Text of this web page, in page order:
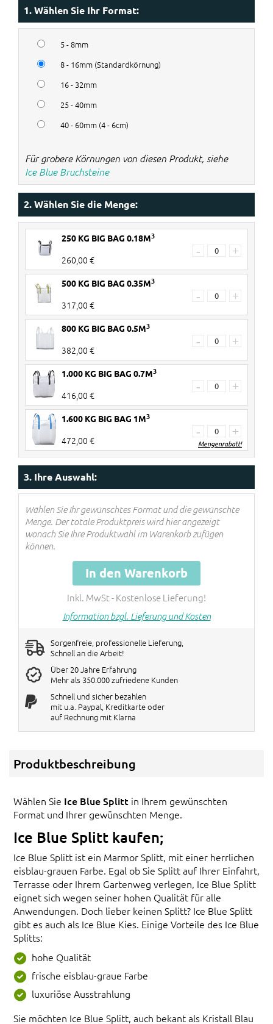
1. Wählen Sie Ihr Format:
5 - 8mm
8 - 16mm (Standardkörnung)
16 - 32mm
25 - 40mm
40 - 60mm (4 - 6cm)
Für grobere Körnungen von diesen Produkt, siehe
Ice Blue Bruchsteine
2. Wählen Sie die Menge:
250 KG BIG BAG 0.18M3
260,00 €
- +
500 KG BIG BAG 0.35M3
317,00 €
- +
800 KG BIG BAG 0.5M3
382,00 €
- +
1.000 KG BIG BAG 0.7M3
416,00 €
- +
1.600 KG BIG BAG 1M3
472,00 €
- +
Mengenrabatt!
2 Stück
3-4 Stück
€ 40 Rabatt pro Big Bag
5> Stück
€ 60 Rabatt pro Big Bag
Rabatte werden im Warenkorb
3. Ihre Auswahl:
Wählen Sie Ihr gewünschtes Format und die gewünschte
Menge. Der totale Produktpreis wird hier angezeigt
wonach Sie Ihre Produktwahl im Warenkorb zufügen
können.
In den Warenkorb
Inkl. MwSt - Kostenlose Lieferung!
Information bzgl. Lieferung und Kosten
Sorgenfreie, professionelle Lieferung,
Schnell an die Arbeit!
Über 20 Jahre Erfahrung
Mehr als 350.000 zufriedene Kunden
Schnell und sicher bezahlen
mit u.a. Paypal, Kreditkarte oder
auf Rechnung mit Klarna
Produktbeschreibung
Wählen Sie Ice Blue Splitt in Ihrem gewünschten
Format und Ihrer gewünschten Menge.
Ice Blue Splitt kaufen;
Ice Blue Splitt ist ein Marmor Splitt, mit einer herrlichen
eisblau-grauen Farbe. Egal ob Sie Splitt auf Ihrer Einfahrt,
Terrasse oder Ihrem Gartenweg verlegen, Ice Blue Splitt
eignet sich wegen seiner hohen Qualität für alle
Anwendungen. Doch lieber keinen Splitt? Ice Blue Splitt
gibt es auch als Ice Blue Kies. Einige Vorteile des Ice Blue
Splitts:
hohe Qualität
frische eisblau-graue Farbe
luxuriöse Ausstrahlung
Sie möchten Ice Blue Splitt, auch bekant als Kristall Blau